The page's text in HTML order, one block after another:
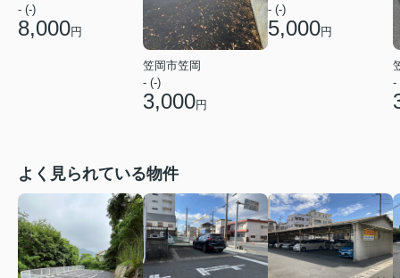
- (-)
8,000円
笠岡市笠岡
- (-)
3,000円
- (-)
5,000円
-
よく見られている物件